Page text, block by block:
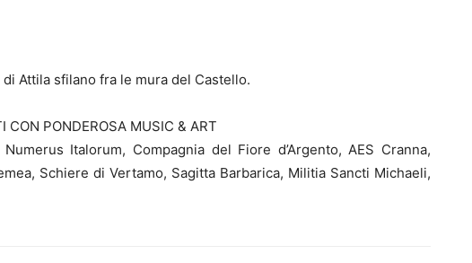
Attila sfilano fra le mura del Castello.
CON PONDEROSA MUSIC & ART
Italorum, Compagnia del Fiore d’Argento, AES Cranna,
Schiere di Vertamo, Sagitta Barbarica, Militia Sancti Michaeli,